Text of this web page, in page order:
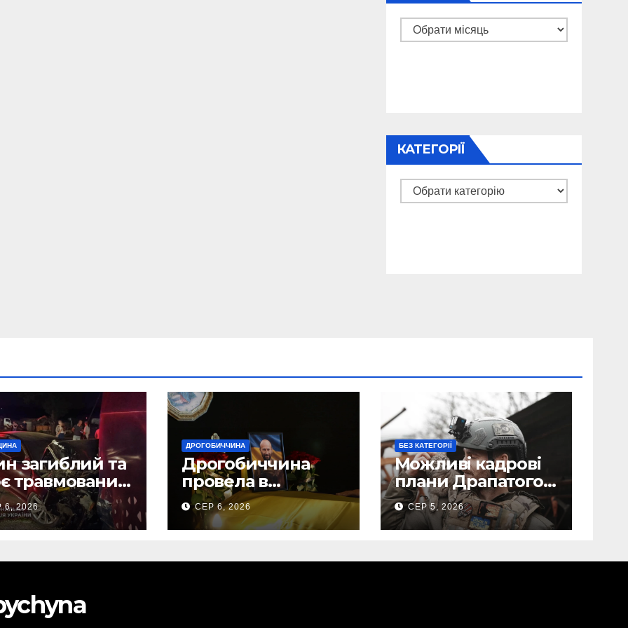
Архіви
КАТЕГОРІЇ
Категорії
загиблий та
травмованих
ДТП на
6, 2026
ДРОГОБИЧЧИНА
Дрогобиччина
провела в
останню земну
дорогу свого
Захисника – Олега
СЕР 6, 2026
БЕЗ КАТЕГОРІЇ
Можливі кадрові
плани Драпатого:
Маркусу
пророкують
важливу посаду у
СЕР 5, 2026